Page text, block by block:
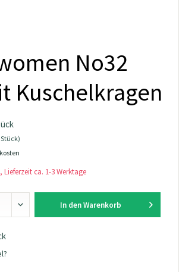
No32
Kuschelkragen
Stück)
ca. 1-3 Werktage
In den Warenkorb